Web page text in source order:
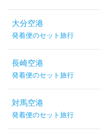
大分空港
発着便のセット旅行
長崎空港
発着便のセット旅行
対馬空港
発着便のセット旅行